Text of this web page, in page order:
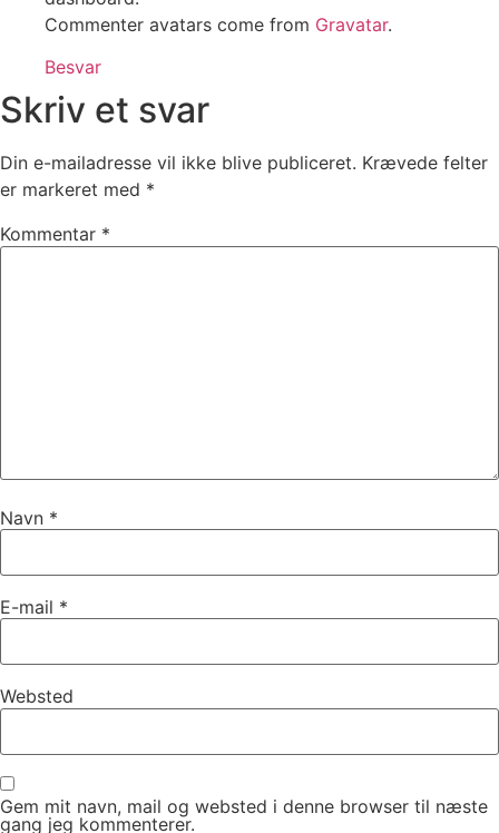
Commenter avatars come from Gravatar.
Besvar
Skriv et svar
Din e-mailadresse vil ikke blive publiceret. Krævede felter
er markeret med *
Kommentar *
Navn *
E-mail *
Websted
Gem mit navn, mail og websted i denne browser til næste
gang jeg kommenterer.